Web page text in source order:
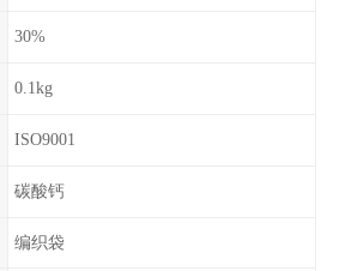
30%
0.1kg
ISO9001
碳酸钙
编织袋